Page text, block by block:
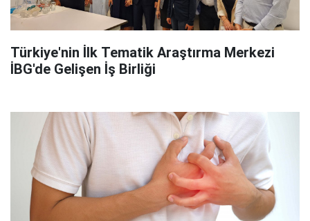
Türkiye'nin İlk Tematik Araştırma Merkezi
İBG'de Gelişen İş Birliği